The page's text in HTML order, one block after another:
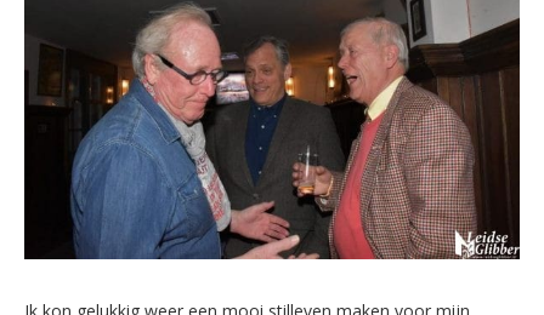
Ik kon gelukkig weer een mooi stilleven maken voor mijn